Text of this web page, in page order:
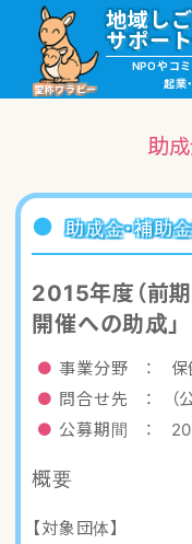
愛称ワラビー
地域し
サポー
NPOやコ
起業
就職
助
助成金・補助
2015年度（前
開催への助成」
事業分野 ： 保
問合せ先 ： （
公募期間 ：
概要
【対象団体】